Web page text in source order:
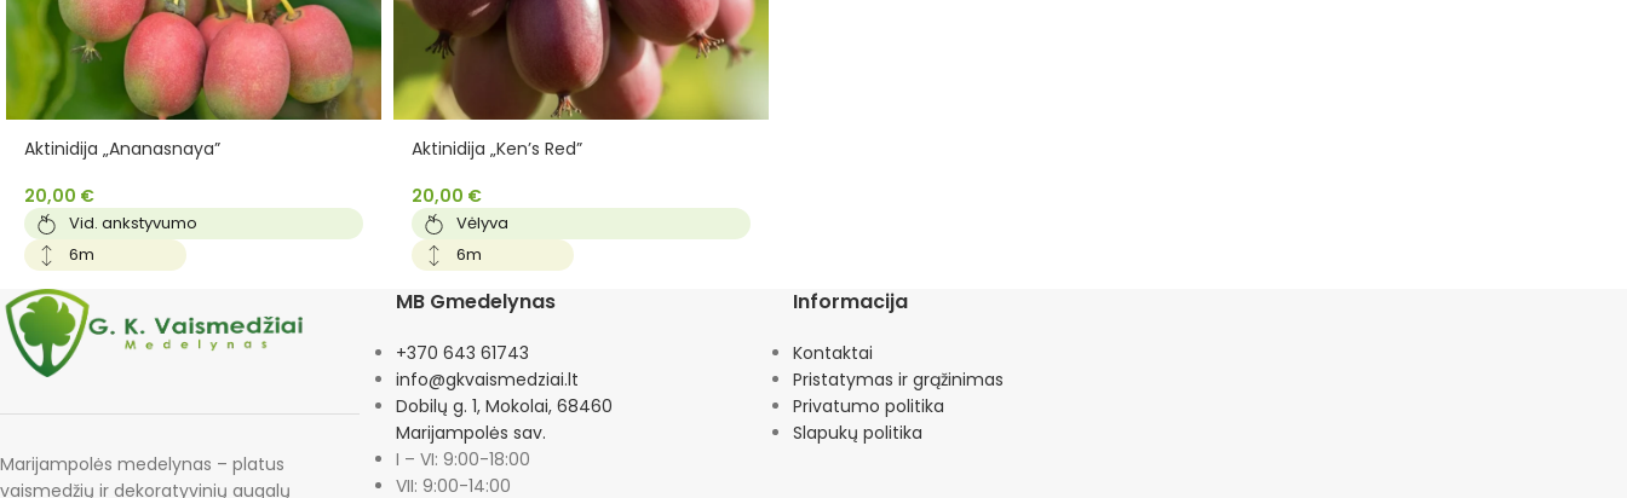
Aktinidija „Ananasnaya”
20,00 €
Vid. ankstyvumo
6m
Aktinidija „Ken’s Red”
20,00 €
Vėlyva
6m
Marijampolės medelynas – platus
vaismedžių ir dekoratyvinių augalų
MB Gmedelynas
+370 643 61743
info@gkvaismedziai.lt
Dobilų g. 1, Mokolai, 68460
Marijampolės sav.
I – VI: 9:00-18:00
VII: 9:00-14:00
Informacija
Kontaktai
Pristatymas ir grąžinimas
Privatumo politika
Slapukų politika